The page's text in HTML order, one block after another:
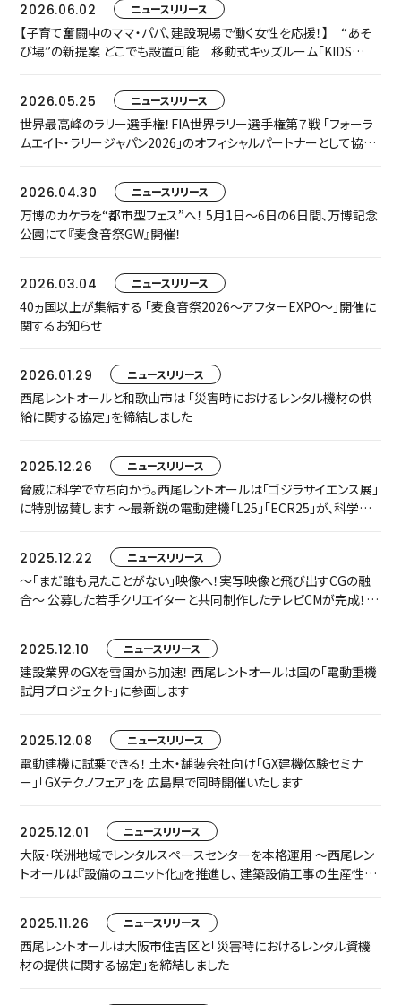
2026.06.02
ニュースリリース
【子育て奮闘中のママ・パパ、建設現場で働く女性を応援！】 “あそ
び場”の新提案 どこでも設置可能 移動式キッズルーム「KIDS
2026.05.25
ニュースリリース
世界最高峰のラリー選手権！FIA世界ラリー選手権第７戦 「フォーラ
ムエイト・ラリージャパン2026」のオフィシャルパートナーとして協賛
2026.04.30
ニュースリリース
万博のカケラを“都市型フェス”へ！ 5月1日〜6日の6日間、万博記念
公園にて『麦食音祭GW』開催！
2026.03.04 ニュースリリース
40ヵ国以上が集結する 「麦食音祭2026～アフターEXPO～」開催に
関するお知らせ
2026.01.29 ニュースリリース
西尾レントオールと和歌山市は 「災害時におけるレンタル機材の供
給に関する協定」を締結しました
2025.12.26 ニュースリリース
脅威に科学で立ち向かう。西尾レントオールは「ゴジラサイエンス展」
に特別協賛します ～最新鋭の電動建機「L25」「ECR25」が、科学技
2025.12.22
ニュースリリース
～「まだ誰も見たことがない」映像へ！実写映像と飛び出すCGの融
合～ 公募した若手クリエイターと共同制作したテレビCMが完成！ 1
2025.12.10
ニュースリリース
建設業界のGXを雪国から加速！ 西尾レントオールは国の「電動重機
試用プロジェクト」に参画します
2025.12.08 ニュースリリース
電動建機に試乗できる！ 土木・舗装会社向け「GX建機体験セミナ
ー」「GXテクノフェア」を 広島県で同時開催いたします
2025.12.01 ニュースリリース
大阪・咲洲地域でレンタルスペースセンターを本格運用 ～西尾レン
トオールは『設備のユニット化』を推進し、 建築設備工事の生産性向
2025.11.26
ニュースリリース
西尾レントオールは大阪市住吉区と「災害時におけるレンタル資機
材の提供に関する協定」を締結しました